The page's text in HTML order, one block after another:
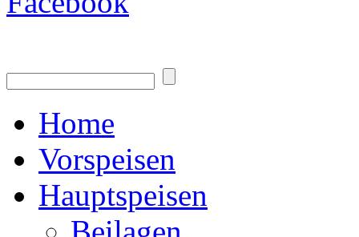
Home
Vorspeisen
Hauptspeisen